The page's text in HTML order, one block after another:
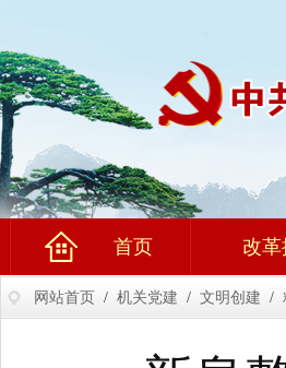
首页 改革
网站首页 / 机关党建 / 文明创建 /